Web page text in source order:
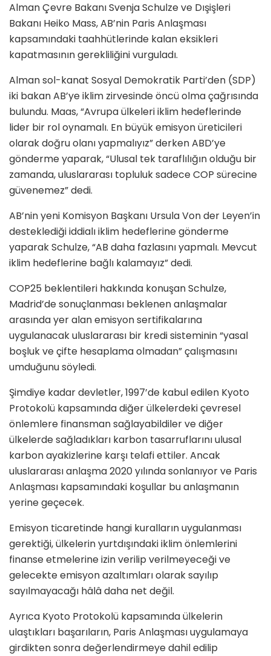
Alman Çevre Bakanı Svenja Schulze ve Dışişleri
Bakanı Heiko Mass, AB’nin Paris Anlaşması
kapsamındaki taahhütlerinde kalan eksikleri
kapatmasının gerekliliğini vurguladı.
Alman sol-kanat Sosyal Demokratik Parti’den (SDP)
iki bakan AB’ye iklim zirvesinde öncü olma çağrısında
bulundu. Maas, “Avrupa ülkeleri iklim hedeflerinde
lider bir rol oynamalı. En büyük emisyon üreticileri
olarak doğru olanı yapmalıyız” derken ABD’ye
gönderme yaparak, “Ulusal tek taraflılığın olduğu bir
zamanda, uluslararası topluluk sadece COP sürecine
güvenemez” dedi.
AB’nin yeni Komisyon Başkanı Ursula Von der Leyen’in
desteklediği iddialı iklim hedeflerine gönderme
yaparak Schulze, “AB daha fazlasını yapmalı. Mevcut
iklim hedeflerine bağlı kalamayız” dedi.
COP25 beklentileri hakkında konuşan Schulze,
Madrid’de sonuçlanması beklenen anlaşmalar
arasında yer alan emisyon sertifikalarına
uygulanacak uluslararası bir kredi sisteminin “yasal
boşluk ve çifte hesaplama olmadan” çalışmasını
umduğunu söyledi.
Şimdiye kadar devletler, 1997’de kabul edilen Kyoto
Protokolü kapsamında diğer ülkelerdeki çevresel
önlemlere finansman sağlayabildiler ve diğer
ülkelerde sağladıkları karbon tasarruflarını ulusal
karbon ayakizlerine karşı telafi ettiler. Ancak
uluslararası anlaşma 2020 yılında sonlanıyor ve Paris
Anlaşması kapsamındaki koşullar bu anlaşmanın
yerine geçecek.
Emisyon ticaretinde hangi kuralların uygulanması
gerektiği, ülkelerin yurtdışındaki iklim önlemlerini
finanse etmelerine izin verilip verilmeyeceği ve
gelecekte emisyon azaltımları olarak sayılıp
sayılmayacağı hâlâ daha net değil.
Ayrıca Kyoto Protokolü kapsamında ülkelerin
ulaştıkları başarıların, Paris Anlaşması uygulamaya
girdikten sonra değerlendirmeye dahil edilip